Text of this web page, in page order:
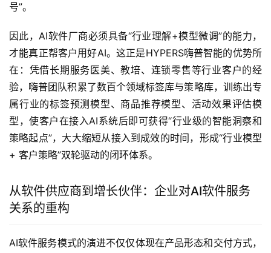
号”。
因此，AI软件厂商必须具备“行业理解+模型微调”的能力，
才能真正帮客户用好AI。这正是HYPERS嗨普智能的优势所
在：凭借长期服务医美、教培、连锁零售等行业客户的经
验，嗨普团队积累了数百个领域标签库与策略库，训练出专
属行业的标签预测模型、商品推荐模型、活动效果评估模
型，使客户在接入AI系统后即可获得“行业级的智能洞察和
策略起点”，大大缩短从接入到成效的时间，形成“行业模型
+ 客户策略”双轮驱动的闭环体系。
从软件供应商到增长伙伴：企业对AI软件服务
关系的重构
AI软件服务模式的演进不仅仅体现在产品形态和交付方式，